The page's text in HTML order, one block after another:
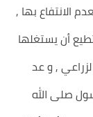
الانتفاع بها ,
أن يستغلها
, و عد
صلى الله